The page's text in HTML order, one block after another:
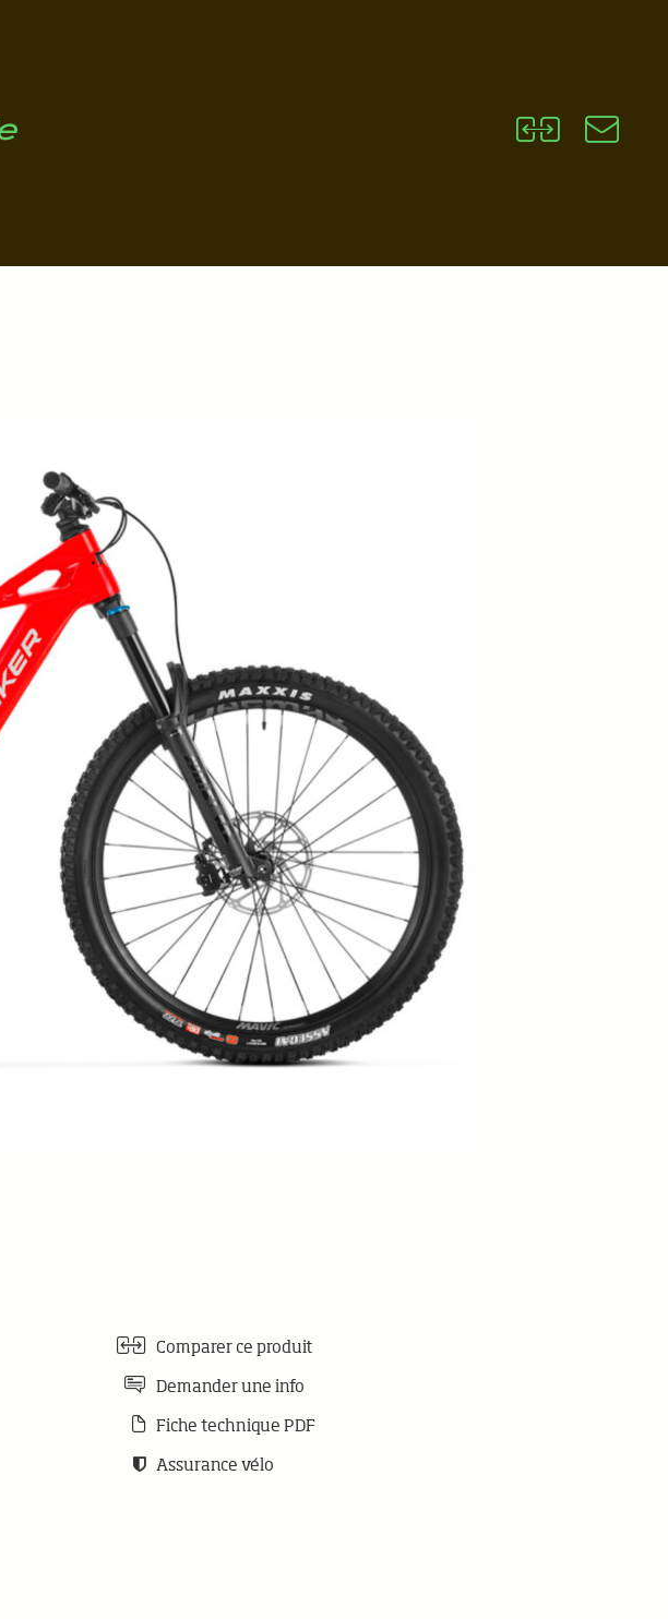
Comparer ce produit
Demander une info
Fiche technique PDF
Assurance vélo